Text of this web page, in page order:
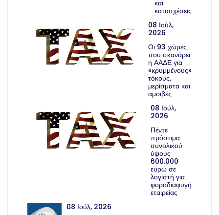
και
κατασχέσεις
08 Ιούλ,
2026
Οι 93 χώρες
που σκανάρει
η ΑΑΔΕ για
«κρυμμένους»
τόκους,
μερίσματα και
αμοιβές
08 Ιούλ,
2026
Πέντε
πρόστιμα
συνολικού
ύψους
600.000
ευρώ σε
λογιστή για
φοροδιαφυγή
εταιρείας
08 Ιούλ, 2026